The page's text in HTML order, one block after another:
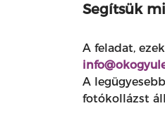
Segítsük
A feladat,
A
fotókollázst